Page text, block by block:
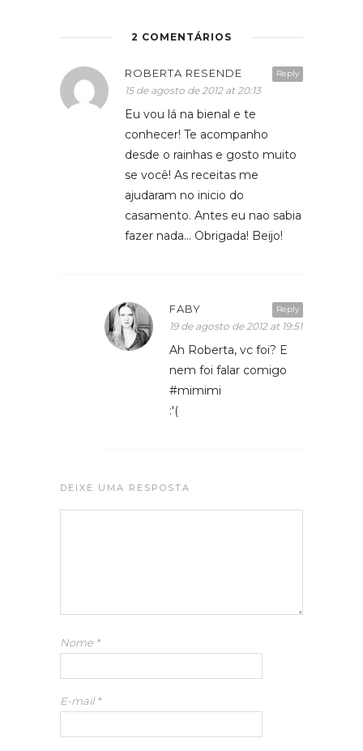
2 COMENTÁRIOS
Reply
ROBERTA RESENDE
15 de agosto de 2012 at 20:13
Eu vou lá na bienal e te
conhecer! Te acompanho
desde o rainhas e gosto muito
se você! As receitas me
ajudaram no inicio do
casamento. Antes eu nao sabia
fazer nada… Obrigada! Beijo!
Reply
FABY
19 de agosto de 2012 at 19:51
Ah Roberta, vc foi? E
nem foi falar comigo
#mimimi
:'(
DEIXE UMA RESPOSTA
Nome *
E-mail*